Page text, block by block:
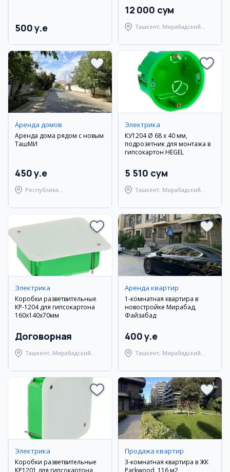
500 y.e
12 000 сум
Ташкент, Мирабадский
Аренда домов
Аренда дома рядом с новым
ТашМИ
450 y.e
Республика
Берунийский район
Электрика
КУ1204 Ø 68 x 40 мм,
подрозетник для монтажа в
гипсокартон HEGEL
5 510 сум
Ташкент, Мирабадский
Электрика
Коробки разветвительные
КР-1204 для гипсокартона
160х140х70мм
Договорная
Ташкент, Мирабадский
Аренда квартир
1-комнатная квартира в
новостройке Мирабад,
Файзабад
400 y.e
Ташкент, Мирабадский
Электрика
Коробки разветвительные
КР1201 для гипсокартона
Продажа квартир
3-комнатная квартира в ЖК
Parkwood, 116 м2